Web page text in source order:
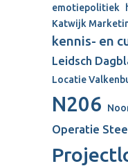
emotiepolitiek
Katwijk
kennis- en
Leidsch
Locatie
N206
Operatie